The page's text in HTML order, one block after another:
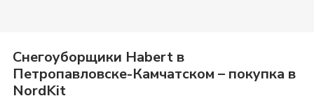
Снегоуборщики Habert в
Петропавловске-Камчатском – покупка в
NordKit